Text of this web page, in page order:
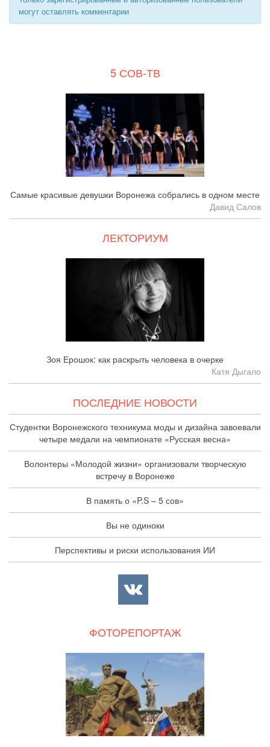
могут оставлять комментарии
5 СОВ-ТВ
Самые красивые девушки Воронежа собрались в одном месте
Давид Салов
ЛЕКТОРИУМ
Зоя Ерошок: как раскрыть человека в очерке
Катя Дыгало
ПОСЛЕДНИЕ НОВОСТИ
Студентки Воронежского техникума моды и дизайна завоевали
четыре медали на чемпионате «Русская весна»
Волонтеры «Молодой жизни» организовали творческую
встречу в Воронеже
В память о «P.S – 5 сов»
Вы не одиноки
Перспективы и риски использования ИИ
ФОТОРЕПОРТАЖ